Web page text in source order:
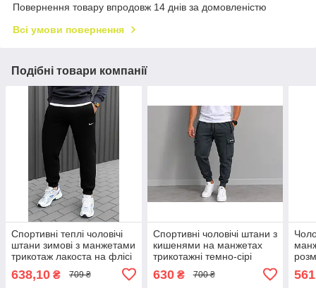
Повернення товару впродовж 14 днів за домовленістю
Всі умови повернення
Подібні товари компанії
Спортивні теплі чоловічі
штани зимові з манжетами
трикотаж лакоста на флісі
чорні Великі розміри (56-
64)
638,10 ₴ 709 ₴
Спортивні чоловічі штани з
кишенями на манжетах
трикотажні темно-сірі
630₴ 700 ₴